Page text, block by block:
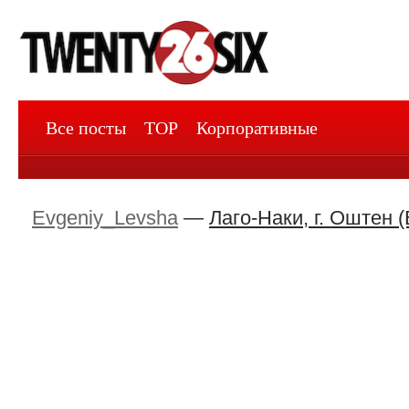
Все посты TOP Корпоративные
Evgeniy_Levsha— Лаго-Наки, г. Оштен